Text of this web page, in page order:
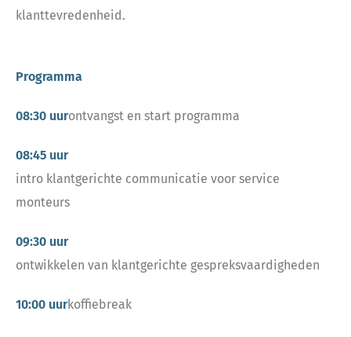
klanttevredenheid.
Programma
08:30 uurontvangst en start programma
08:45 uur
intro klantgerichte communicatie voor service
monteurs
09:30 uur
ontwikkelen van klantgerichte gespreksvaardigheden
10:00 uurkoffiebreak